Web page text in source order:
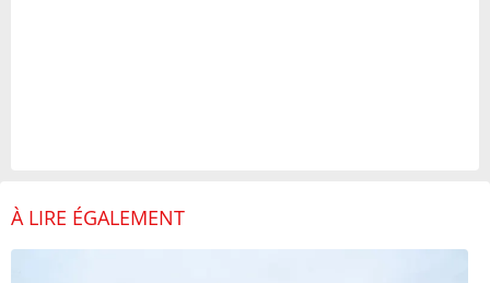
À LIRE ÉGALEMENT